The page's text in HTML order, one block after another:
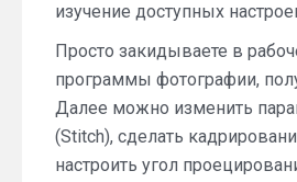
изучение доступных
Просто закидываете в
программы фотографии,
Далее можно изменить
(Stitch), сделать
настроить угол